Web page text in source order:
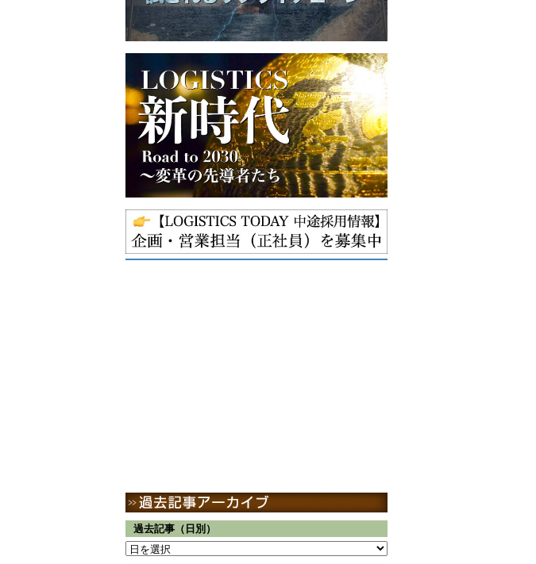
過去記事（日別）